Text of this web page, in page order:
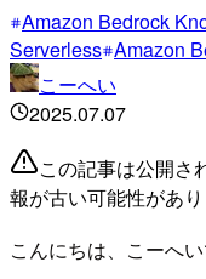
Amazon Bedrock
Serverless Amazon
こーへい
2025.07.07
この記事は公開さ
報が古い可能性があ
こんにちは、こーへい